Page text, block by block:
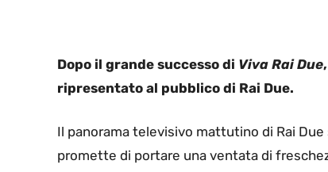
Dopo il grande successo di Viva Rai Due
ripresentato al pubblico di Rai Due.
Il panorama televisivo mattutino di Rai Due
promette di portare una ventata di